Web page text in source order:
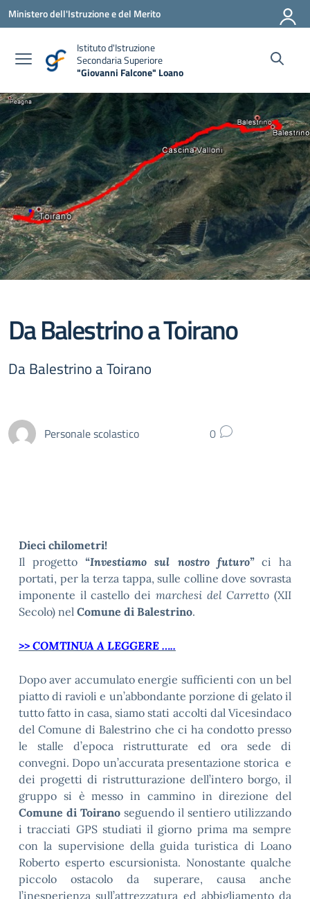
Vai ai contenuti
Vai al menu di navigazione
Vai al footer
Ministero dell'Istruzione e del Merito
Istituto d'Istruzione
Secondaria Superiore
"Giovanni Falcone" Loano
Da Balestrino a Toirano
Da Balestrino a Toirano
Personale scolastico 0
Dieci chilometri!
Il progetto“Investiamo sul nostro futuro”ci ha
portati, per la terza tappa, sulle colline dove sovrasta
imponente il castello dei marchesi del Carretto (XII
Secolo) nel Comune di Balestrino.
>> COMTINUA A LEGGERE …..
Dopo aver accumulato energie sufficienti con un bel
piatto di ravioli e un’abbondante porzione di gelato il
tutto fatto in casa, siamo stati accolti dal Vicesindaco
del Comune di Balestrino che ci ha condotto presso
le stalle d’epoca ristrutturate ed ora sede di
convegni. Dopo un’accurata presentazione storica e
dei progetti di ristrutturazione dell’intero borgo, il
gruppo si è messo in cammino in direzione del
Comune di Toirano seguendo il sentiero utilizzando
i tracciati GPS studiati il giorno prima ma sempre
con la supervisione della guida turistica di Loano
Roberto esperto escursionista. Nonostante qualche
piccolo ostacolo da superare, causa anche
l’inesperienza sull’attrezzatura ed abbigliamento da